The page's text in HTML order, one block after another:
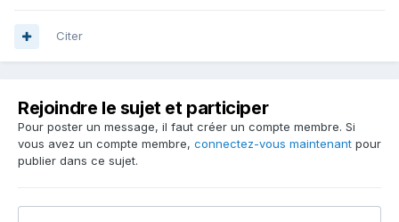
Citer
Rejoindre le sujet et participer
Pour poster un message, il faut créer un compte membre. Si
vous avez un compte membre, connectez-vous maintenant pour
publier dans ce sujet.